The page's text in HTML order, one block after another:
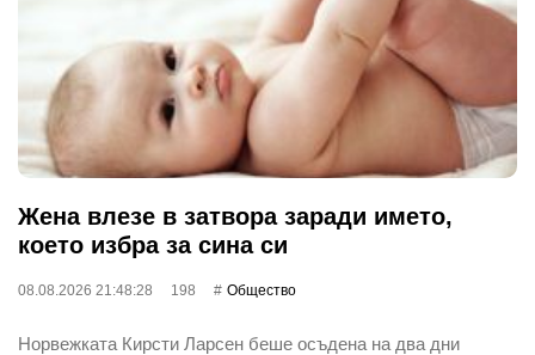
Жена влезе в затвора заради името,
което избра за сина си
08.08.2026 21:48:28 198 Общество
Норвежката Кирсти Ларсен беше осъдена на два дни